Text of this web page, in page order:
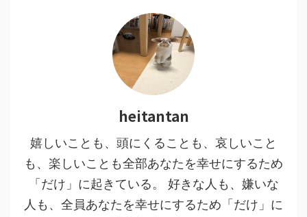
heitantan
嬉しいことも、頭にくることも、哀しいこと
も、楽しいことも全部あなたを幸せにするため
「だけ」に起きている。 好きな人も、嫌いな
人も、全員あなたを幸せにするため「だけ」に